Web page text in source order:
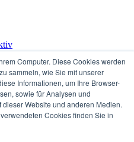
Computer. Diese Cookies werden
sammeln, wie Sie mit unserer
Informationen, um Ihre Browser-
sowie für Analysen und
Website und anderen Medien.
Cookies finden Sie in
. Edufication byTheme